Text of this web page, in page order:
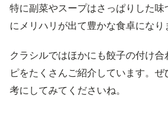
特に副菜やスープはさっぱりした
にメリハリが出て豊かな食卓になり
クラシルではほかにも餃子の付け
ピをたくさんご紹介しています。
考にしてみてくださいね。